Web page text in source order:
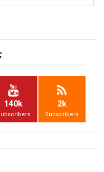
140k 2k
Subscribers